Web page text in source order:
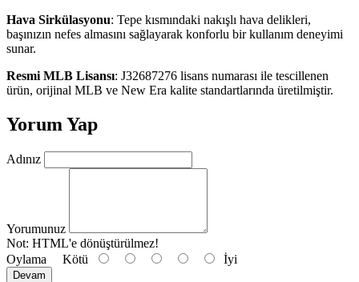
Hava Sirkülasyonu: Tepe kısmındaki nakışlı hava delikleri,
başınızın nefes almasını sağlayarak konforlu bir kullanım deneyimi
sunar.
Resmi MLB Lisansı: J32687276 lisans numarası ile tescillenen
ürün, orijinal MLB ve New Era kalite standartlarında üretilmiştir.
Yorum Yap
Adınız
Yorumunuz
Not: HTML'e dönüştürülmez!
Oylama Kötü İyi
Devam